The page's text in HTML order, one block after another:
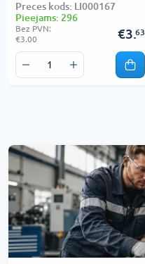
Preces kods: LI000167
Pieejams: 296
Bez PVN:
€3.00
€3.63